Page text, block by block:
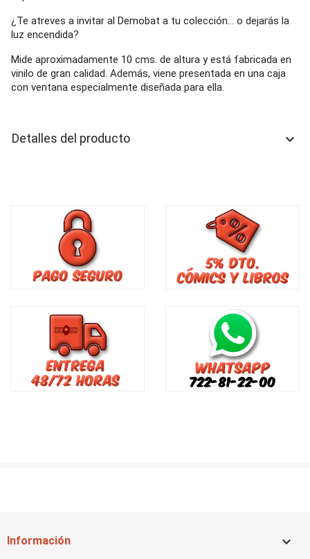
¿Te atreves a invitar al Demobat a tu colección… o dejarás la
luz encendida?
Mide aproximadamente 10 cms. de altura y está fabricada en
vinilo de gran calidad. Además, viene presentada en una caja
con ventana especialmente diseñada para ella.
Detalles del producto keyboard_arrow_down
Información 